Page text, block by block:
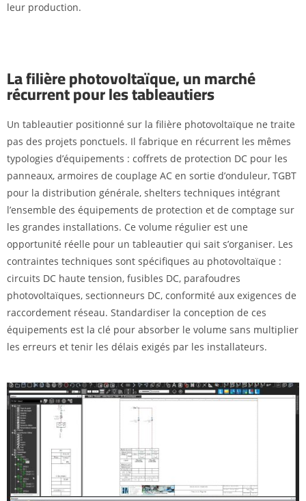
leur production.
La filière photovoltaïque, un marché
récurrent pour les tableautiers
Un tableautier positionné sur la filière photovoltaïque ne traite
pas des projets ponctuels. Il fabrique en récurrent les mêmes
typologies d’équipements : coffrets de protection DC pour les
panneaux, armoires de couplage AC en sortie d’onduleur, TGBT
pour la distribution générale, shelters techniques intégrant
l’ensemble des équipements de protection et de comptage sur
les grandes installations. Ce volume régulier est une
opportunité réelle pour un tableautier qui sait s’organiser. Les
contraintes techniques sont spécifiques au photovoltaïque :
circuits DC haute tension, fusibles DC, parafoudres
photovoltaïques, sectionneurs DC, conformité aux exigences de
raccordement réseau. Standardiser la conception de ces
équipements est la clé pour absorber le volume sans multiplier
les erreurs et tenir les délais exigés par les installateurs.